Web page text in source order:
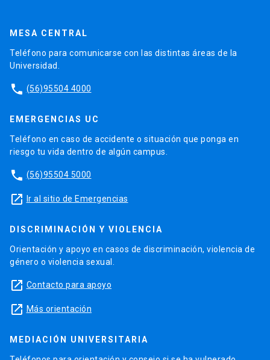
MESA CENTRAL
Teléfono para comunicarse con las distintas áreas de la
Universidad.
phone (56)95504 4000
EMERGENCIAS UC
Teléfono en caso de accidente o situación que ponga en
riesgo tu vida dentro de algún campus.
phone (56)95504 5000
launch Ir al sitio de Emergencias
DISCRIMINACIÓN Y VIOLENCIA
Orientación y apoyo en casos de discriminación, violencia de
género o violencia sexual.
launch Contacto para apoyo
launch Más orientación
MEDIACIÓN UNIVERSITARIA